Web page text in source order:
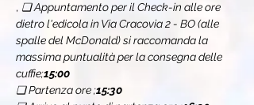
, ❏ Appuntamento per il Check-in alle ore
dietro l'edicola in Via Cracovia 2 - BO (alle
spalle del McDonald) si raccomanda la
massima puntualità per la consegna delle
cuffie;15:00
❏ Partenza ore ;15:30